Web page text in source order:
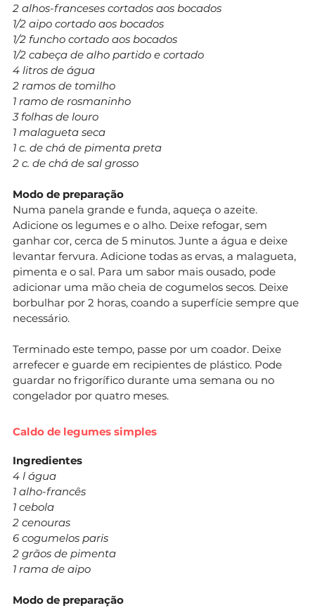
2 alhos-franceses cortados aos bocados
1/2 aipo cortado aos bocados
1/2 funcho cortado aos bocados
1/2 cabeça de alho partido e cortado
4 litros de água
2 ramos de tomilho
1 ramo de rosmaninho
3 folhas de louro
1 malagueta seca
1 c. de chá de pimenta preta
2 c. de chá de sal grosso
Modo de preparação
Numa panela grande e funda, aqueça o azeite.
Adicione os legumes e o alho. Deixe refogar, sem
ganhar cor, cerca de 5 minutos. Junte a água e deixe
levantar fervura. Adicione todas as ervas, a malagueta,
pimenta e o sal. Para um sabor mais ousado, pode
adicionar uma mão cheia de cogumelos secos. Deixe
borbulhar por 2 horas, coando a superfície sempre que
necessário.
Terminado este tempo, passe por um coador. Deixe
arrefecer e guarde em recipientes de plástico. Pode
guardar no frigorífico durante uma semana ou no
congelador por quatro meses.
Caldo de legumes simples
Ingredientes
4 l água
1 alho-francês
1 cebola
2 cenouras
6 cogumelos paris
2 grãos de pimenta
1 rama de aipo
Modo de preparação